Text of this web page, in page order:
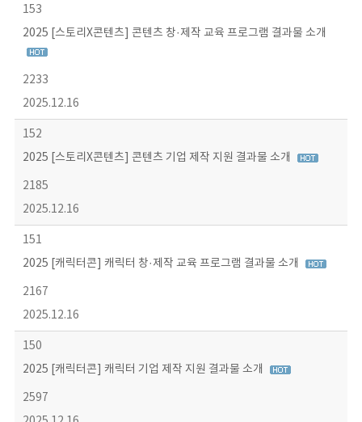
153
2025 [스토리X콘텐츠] 콘텐츠 창·제작 교육 프로그램 결과물 소개
2233
2025.12.16
152
2025 [스토리X콘텐츠] 콘텐츠 기업 제작 지원 결과물 소개
2185
2025.12.16
151
2025 [캐릭터콘] 캐릭터 창·제작 교육 프로그램 결과물 소개
2167
2025.12.16
150
2025 [캐릭터콘] 캐릭터 기업 제작 지원 결과물 소개
2597